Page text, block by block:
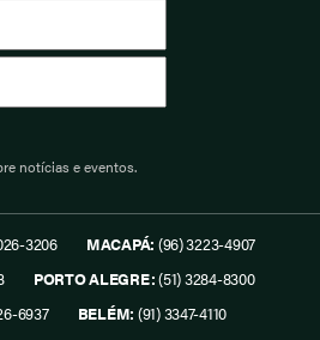
notícias e eventos.
3206 MACAPÁ: (96) 3223-4907
PORTO ALEGRE:(51) 3284-8300
6937 BELÉM: (91) 3347-4110